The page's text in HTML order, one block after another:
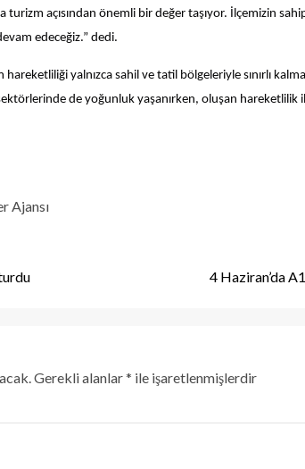
turizm açısından önemli bir değer taşıyor. İlçemizin
edeceğiz.” dedi.
yalnızca sahil ve tatil bölgeleriyle sınırlı
de yoğunluk yaşanırken, oluşan hareketlilik
Ajansı
4 Haziran’da
Gerekli alanlar* ile işaretlenmişlerdir